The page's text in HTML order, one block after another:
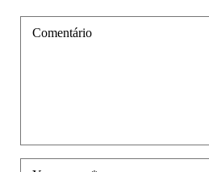
Comentário